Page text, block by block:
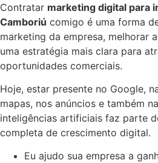
Contratar marketing digital para
Camboriú comigo é uma forma
marketing da empresa, melhorar
uma estratégia mais clara para
oportunidades comerciais.
Hoje, estar presente no Google,
mapas, nos anúncios e também
inteligências artificiais faz parte
completa de crescimento digital.
Eu ajudo sua empresa a